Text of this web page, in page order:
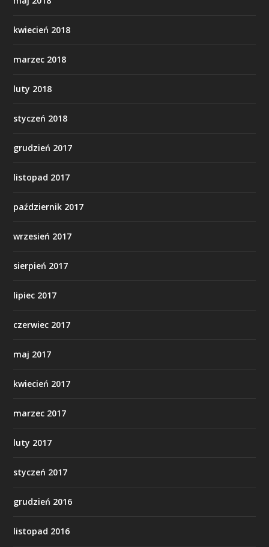
kwiecień 2018
marzec 2018
luty 2018
styczeń 2018
grudzień 2017
listopad 2017
październik 2017
wrzesień 2017
sierpień 2017
lipiec 2017
czerwiec 2017
maj 2017
kwiecień 2017
marzec 2017
luty 2017
styczeń 2017
grudzień 2016
listopad 2016